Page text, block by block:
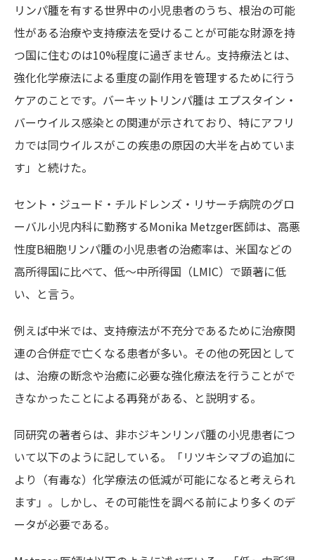
リンパ腫を有する世界中の小児患者のうち、根治の可能
性がある治療や支持療法を受けることが可能な財源を持
つ国に住むのは10%程度に過ぎません。支持療法とは、
強化化学療法による重度の副作用を管理するために行う
ケアのことです。バーキットリンパ腫は エプスタイン・
バーウイルス感染との関連が示されており、特にアフリ
カでは同ウイルスがこの疾患の原因の大半を占めていま
す」と続けた。
セント・ジュード・チルドレンズ・リサーチ病院のグロ
ーバル小児内科に勤務するMonika Metzger医師は、 高悪
性度B細胞リンパ腫の小児患者の治癒率は、米国などの
高所得国に比べて、低～中所得国（LMIC）で顕著に低
い、と言う。
例えば中米では、支持療法が不充分であるために治療関
連の合併症で亡くなる患者が多い。その他の死因として
は、治療の断念や治癒に必要な強化療法を行うことがで
きなかったことによる再発がある、と説明する。
同研究の著者らは、非ホジキンリンパ腫の小児患者につ
いて以下のように記している。「リツキシマブの追加に
より（有毒な）化学療法の低減が可能になると考えられ
ます」。しかし、その可能性を調べる前により多くのデ
ータが必要である。